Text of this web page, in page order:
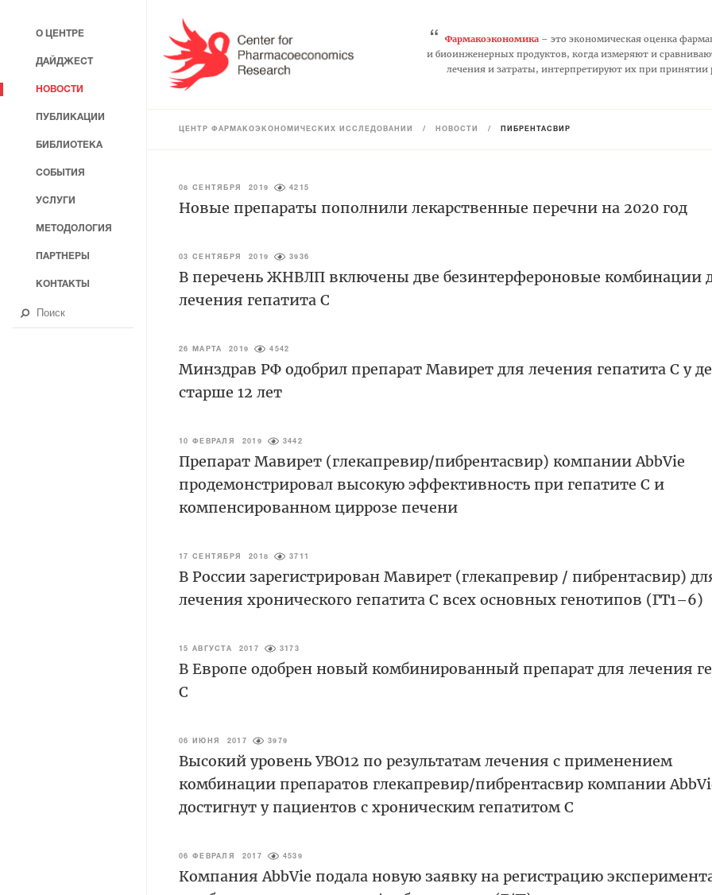
“ Фармакоэкономика– это экономическая оценка
и биоинженерных продуктов, когда измеряют и
лечения и затраты, интерпретируют их при
ЦЕНТР ФАРМАКОЭКОНОМИЧЕСКИХ ИССЛЕДОВАНИЙ / НОВОСТИ / ПИБРЕНТАСВИР
08 СЕНТЯБРЯ 2019 4215
Новые препараты пополнили лекарственные перечни на 2020 год
03 СЕНТЯБРЯ 2019 3936
В перечень ЖНВЛП включены две безинтерфероновые комбинации
лечения гепатита С
26 МАРТА 2019 4542
Минздрав РФ одобрил препарат Мавирет для лечения гепатита С у
старше 12 лет
10 ФЕВРАЛЯ 2019 3442
Препарат Мавирет (глекапревир/пибрентасвир) компании AbbVie
продемонстрировал высокую эффективность при гепатите С и
компенсированном циррозе печени
17 СЕНТЯБРЯ 2018 3711
В России зарегистрирован Мавирет (глекапревир / пибрентасвир)
лечения хронического гепатита С всех основных генотипов (ГТ1–6)
15 АВГУСТА 2017 3173
В Европе одобрен новый комбинированный препарат для лечения
С
06 ИЮНЯ 2017 3979
Высокий уровень УВО12 по результатам лечения с применением
комбинации препаратов глекапревир/пибрентасвир компании
достигнут у пациентов с хроническим гепатитом С
06 ФЕВРАЛЯ 2017 4539
Компания AbbVie подала новую заявку на регистрацию
О ЦЕНТРЕ
ДАЙДЖЕСТ
НОВОСТИ
ПУБЛИКАЦИИ
БИБЛИОТЕКА
СОБЫТИЯ
УСЛУГИ
МЕТОДОЛОГИЯ
ПАРТНЕРЫ
КОНТАКТЫ